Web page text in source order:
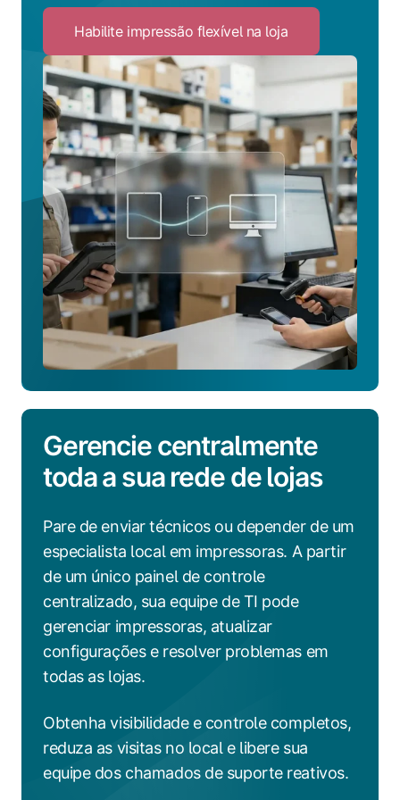
Habilite impressão flexível na loja
to
Habilite
impressão
flexível
na
loja
Gerencie centralmente
toda a sua rede de lojas
Pare de enviar técnicos ou depender de um
especialista local em impressoras. A partir
de um único painel de controle
centralizado, sua equipe de TI pode
gerenciar impressoras, atualizar
configurações e resolver problemas em
todas as lojas.
Obtenha visibilidade e controle completos,
reduza as visitas no local e libere sua
equipe dos chamados de suporte reativos.